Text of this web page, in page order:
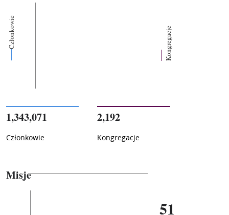
Członkowie Kongregacje
1,343,071
Członkowie
2,192
Kongregacje
Misje
51